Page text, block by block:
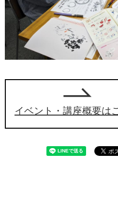
イベント・講座概要は